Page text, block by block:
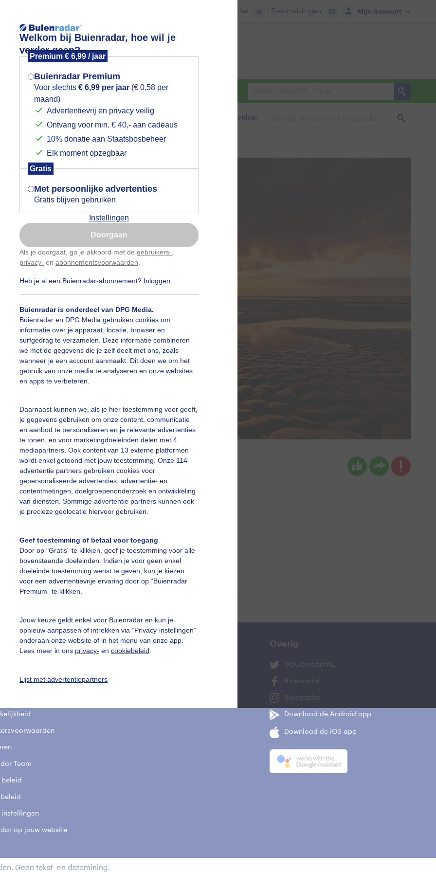
Welkom bij Buienradar, hoe wil je
verder gaan?
Premium € 6,99 / jaar
Buienradar Premium
Voor slechts € 6,99 per jaar (€ 0,58 per
maand)
Advertentievrij en privacy veilig
Ontvang voor min. € 40,- aan cadeaus
10% donatie aan Staatsbosbeheer
Elk moment opzegbaar
Gratis
Met persoonlijke advertenties
Gratis blijven gebruiken
Instellingen
Doorgaan
Als je doorgaat, ga je akkoord met de gebruikers-
privacy- en abonnementsvoorwaarden
Heb je al een Buienradar-abonnement? Inloggen
Buienradar is onderdeel van DPG Media.
Buienradar en DPG Media gebruiken cookies om
informatie over je apparaat, locatie, browser en
surfgedrag te verzamelen. Deze informatie combineren
we met de gegevens die je zelf deelt met ons, zoals
wanneer je een account aanmaakt. Dit doen we om het
gebruik van onze media te analyseren en onze websites
en apps te verbeteren.
Daarnaast kunnen we, als je hier toestemming voor geeft,
je gegevens gebruiken om onze content, communicatie
en aanbod te personaliseren en je relevante advertenties
te tonen, en voor marketingdoeleinden delen met 4
mediapartners. Ook content van 13 externe platformen
wordt enkel getoond met jouw toestemming. Onze 114
advertentie partners gebruiken cookies voor
gepersonaliseerde advertenties, advertentie- en
contentmetingen, doelgroepenonderzoek en ontwikkeling
van diensten. Sommige advertentie partners kunnen ook
je precieze geolocatie hiervoor gebruiken.
Geef toestemming of betaal voor toegang
Door op "Gratis" te klikken, geef je toestemming voor alle
bovenstaande doeleinden. Indien je voor geen enkel
doeleinde toestemming wenst te geven, kun je kiezen
voor een advertentievrije ervaring door op “Buienradar
Premium” te klikken.
Jouw keuze geldt enkel voor Buienradar en kun je
opnieuw aanpassen of intrekken via “Privacy-instellingen”
onderaan onze website of in het menu van onze app.
Lees meer in ons privacy- en cookiebeleid
Lijst met advertentiepartners
Mijn Account
Files 0 | Treinmeldingen 12
Foto en video Weerzine
Zoeken in foto & video:
ameland 07-06-2026
Marcel Renou Gemaakt: 07-06-2026, 58x bekeken
Zonsondergang
vragen
Team
beleid
instellingen
op jouw website
Mijn weer Overig
@BuienradarNL
Buienradar
Buienradar
Download de Android app
Download de iOS app
Geen tekst- en datamining.
Mogen we je locatie gebruiken voor
het weer?
Indien je hier nog geen akkoord op hebt
gegeven, verschijnt er zo een pop-up uit
je browser waarin deze toestemming
gevraagd wordt.
Is goed, toon de popup
Nu niet, misschien later
Gebruik je Safari en wil je niet elke dag deze pop-up
Klikhierom dit aan te passen